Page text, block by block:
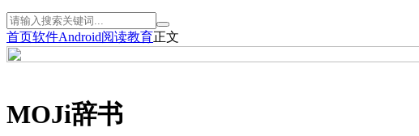
首页软件Android阅读教育正文
MOJi辞书